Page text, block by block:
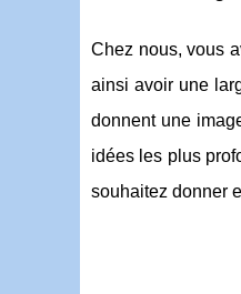
Chez nous, vous
ainsi avoir une
donnent une
idées les plus
souhaitez donner